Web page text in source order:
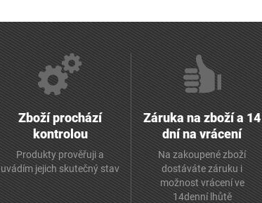
Zboží prochází
kontrolou
Produkty prověřuji a
uvádím jejich skutečný stav
Záruka na zboží a 14
dní na vrácení
Na zakoupené zboží
dostáváte záruku i
možnost vrácení ve
14denní lhůtě